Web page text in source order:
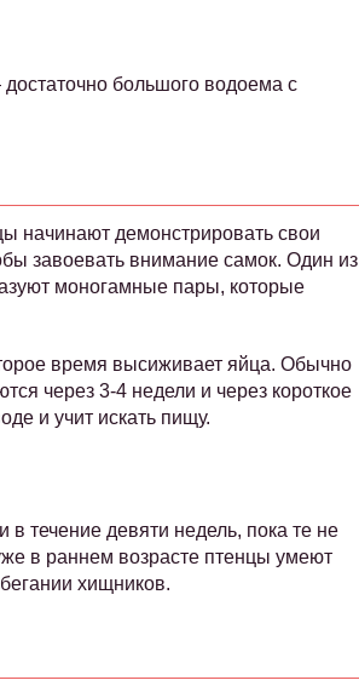
большого водоема с
начинают демонстрировать свои
завоевать внимание самок. Один из
моногамные пары, которые
время высиживает яйца. Обычно
через 3-4 недели и через короткое
и учит искать пищу.
течение девяти недель, пока те не
в раннем возрасте птенцы умеют
хищников.